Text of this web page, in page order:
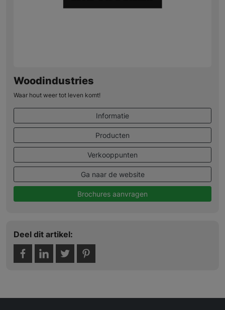
Woodindustries
Waar hout weer tot leven komt!
Informatie
Producten
Verkooppunten
Ga naar de website
Brochures aanvragen
Deel dit artikel: